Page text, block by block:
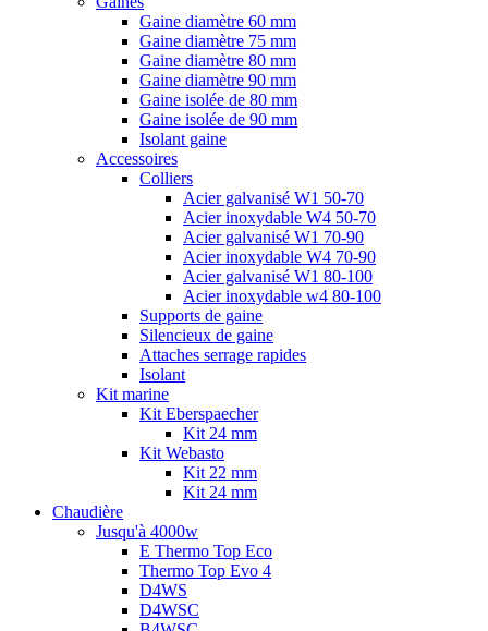
Gaine diamètre 60 mm
Gaine diamètre 75 mm
Gaine diamètre 80 mm
Gaine diamètre 90 mm
Gaine isolée de 80 mm
Gaine isolée de 90 mm
Isolant gaine
Accessoires
Colliers
Acier galvanisé W1 50-70
Acier inoxydable W4 50-70
Acier galvanisé W1 70-90
Acier inoxydable W4 70-90
Acier galvanisé W1 80-100
Acier inoxydable w4 80-100
Supports de gaine
Silencieux de gaine
Attaches serrage rapides
Isolant
Kit marine
Kit Eberspaecher
Kit 24 mm
Kit Webasto
Kit 22 mm
Kit 24 mm
Chaudière
Jusqu'à 4000w
E Thermo Top Eco
Thermo Top Evo 4
D4WS
D4WSC